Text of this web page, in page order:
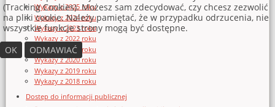
Wykazy z 2025 roku
Wykazy z 2024 roku
Wykazy z 2023 roku
Wykazy z 2022 roku
Wykazy z 2021 roku
Wykazy z 2020 roku
Wykazy z 2019 roku
Wykazy z 2018 roku
Dostęp do informacji publicznej
(Tracking Cookies). Możesz sam zdecydować, czy chcesz zezwolić
na pliki cookie. Należy pamiętać, że w przypadku odrzucenia, nie
wszystkie funkcje strony mogą być dostępne.
OK
ODMAWIAĆ